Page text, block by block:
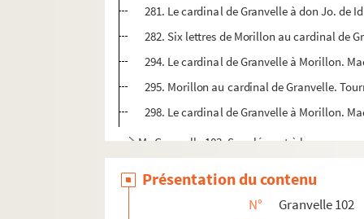
281. Le cardinal de Granvelle à don Jo. de
282. Six lettres de Morillon au cardinal de
294. Le cardinal de Granvelle à Morillon.
295. Morillon au cardinal de Granvelle.
298. Le cardinal de Granvelle à Morillon.
Ms Granvelle 103. Supplément à la
Présentation du contenu
N°
Granvelle 102